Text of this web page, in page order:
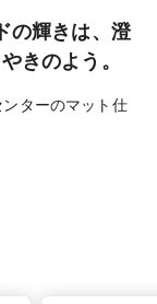
の輝きは、澄
きのよう。
ターのマット仕